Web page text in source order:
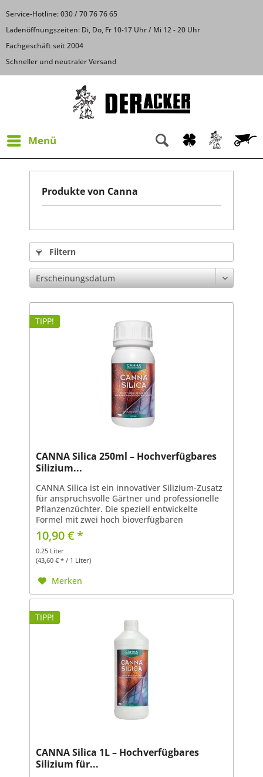
Service-Hotline: 030 / 70 76 76 65
Ladenöffnungszeiten: Di, Do, Fr 10-17 Uhr / Mi 12 - 20 Uhr
Fachgeschäft seit 2004
Schneller und neutraler Versand
Menü
Produkte von Canna
Filtern
TIPP!
CANNA Silica 250ml – Hochverfügbares
Silizium...
CANNA Silica ist ein innovativer Silizium-Zusatz
für anspruchsvolle Gärtner und professionelle
Pflanzenzüchter. Die speziell entwickelte
Formel mit zwei hoch bioverfügbaren
Siliziumformen stärkt Pflanzen von innen
heraus und unterstützt...
10,90 € *
0.25 Liter
(43,60 € * / 1 Liter)
Merken
TIPP!
CANNA Silica 1L – Hochverfügbares
Silizium für...